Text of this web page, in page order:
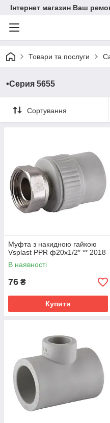
Інтернет магазин Ваш
Товари та послуги
•Серия 5655
Сортування
Муфта з накидною гайкою
Vsplast PPR ф20х1/2″ ** 2018
В наявності
76 ₴
Купити